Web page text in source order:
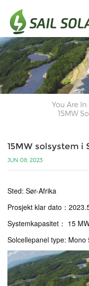
You Are In:
15MW
15MW solsystem i
JUN 08, 2023
Sted: Sør-Afrika
Prosjekt klar dato ：
Systemkapasitet ： 15
Solcellepanel type: Mono